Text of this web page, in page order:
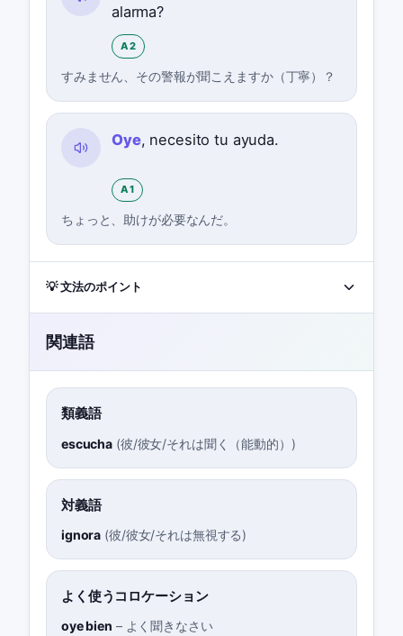
alarma?
A2
すみません、その警報が聞こえますか（丁寧）？
Oye, necesito tu ayuda.
A1
ちょっと、助けが必要なんだ。
💡 文法のポイント
関連語
類義語
escucha (彼/彼女/それは聞く（能動的） )
対義語
ignora (彼/彼女/それは無視する)
よく使うコロケーション
oye bien – よく聞きなさい